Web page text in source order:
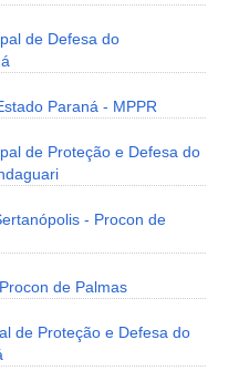
de Defesa do
Paraná - MPPR
de Proteção e Defesa do
- Procon de
de Palmas
de Proteção e Defesa do